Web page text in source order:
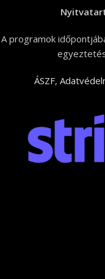
A programok
ÁSZF,